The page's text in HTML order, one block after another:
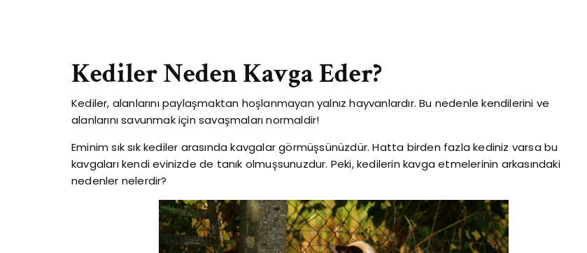
Kediler Neden Kavga Eder?
Kediler, alanlarını paylaşmaktan hoşlanmayan yalnız hayvanlardır. Bu nedenle kendilerini ve
alanlarını savunmak için savaşmaları normaldir!
Eminim sık sık kediler arasında kavgalar görmüşsünüzdür. Hatta birden fazla kediniz varsa bu
kavgaları kendi evinizde de tanık olmuşsunuzdur. Peki, kedilerin kavga etmelerinin arkasındaki
nedenler nelerdir?